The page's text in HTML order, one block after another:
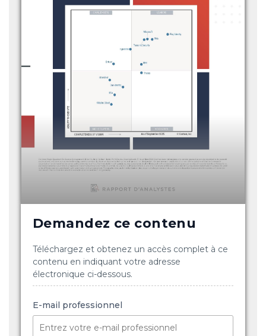
Demandez ce contenu
Téléchargez et obtenez un accès complet à ce
contenu en indiquant votre adresse
électronique ci-dessous.
E-mail professionnel